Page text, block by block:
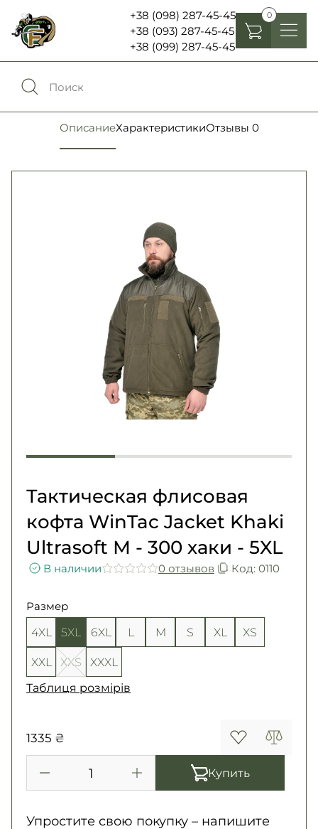
+38 (098) 287-45-45
+38 (093) 287-45-45
+38 (099) 287-45-45
0
Сравнение0
Избранное0
Возврат и обмен
Обувь
Фонари, бинокли и елементы питания
Шевроны, патчи , нашивки
Second Hand NATO
ОписаниеХарактеристикиОтзывы 0
Тактическая флисовая
кофта WinTac Jacket Khaki
Ultrasoft М - 300 хаки - 5XL
В наличии 0 отзывов Код: 0110
Размер
4XL 5XL 6XL L M S XL
XS
XXL
XXS
XXXL
Таблиця розмірів
1335 ₴
Купить
Упростите свою покупку – напишите